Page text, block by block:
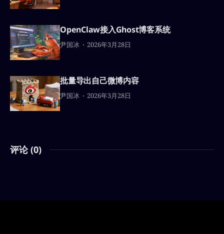
OpenClaw接入Ghost博客系统
尹国冰 2026年3月28日
批量导出自己微博内容
尹国冰 2026年3月28日
评论 (0)